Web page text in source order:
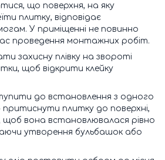
що поверхня, на яку
плитку, відповідає
У приміщенні не повинно
проведення монтажних робіт.
захисну плівку на звороті
щоб відкрити клейку
до встановлення з одного
плитку до поверхні,
вона встановлювалася рівно
утворення бульбашок або